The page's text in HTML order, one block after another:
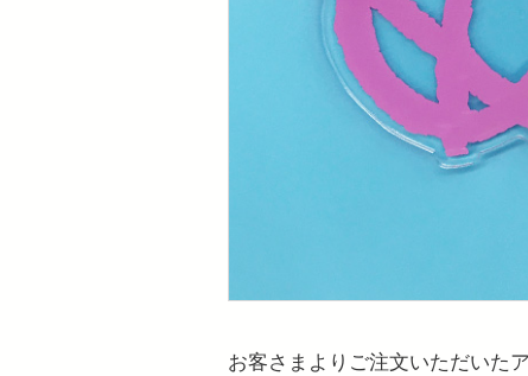
お客さまよりご注文いただいた